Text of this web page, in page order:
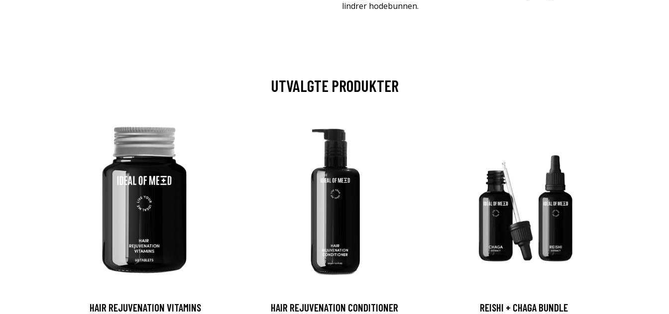
lindrer hodebunnen.
UTVALGTE PRODUKTER
HAIR REJUVENATION VITAMINS HAIR REJUVENATION CONDITIONER REISHI + CHAGA BUNDLE